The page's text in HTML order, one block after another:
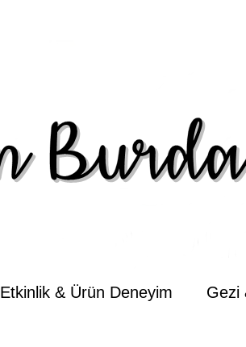
Etkinlik & Ürün Deneyim Gezi